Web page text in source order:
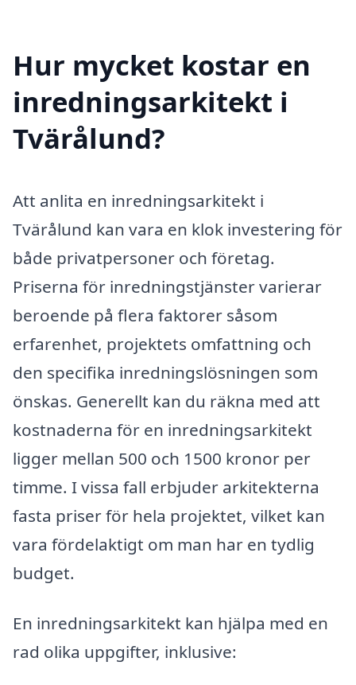
Hur mycket kostar en
inredningsarkitekt i
Tvärålund?
Att anlita en inredningsarkitekt i
Tvärålund kan vara en klok investering för
både privatpersoner och företag.
Priserna för inredningstjänster varierar
beroende på flera faktorer såsom
erfarenhet, projektets omfattning och
den specifika inredningslösningen som
önskas. Generellt kan du räkna med att
kostnaderna för en inredningsarkitekt
ligger mellan 500 och 1500 kronor per
timme. I vissa fall erbjuder arkitekterna
fasta priser för hela projektet, vilket kan
vara fördelaktigt om man har en tydlig
budget.
En inredningsarkitekt kan hjälpa med en
rad olika uppgifter, inklusive: